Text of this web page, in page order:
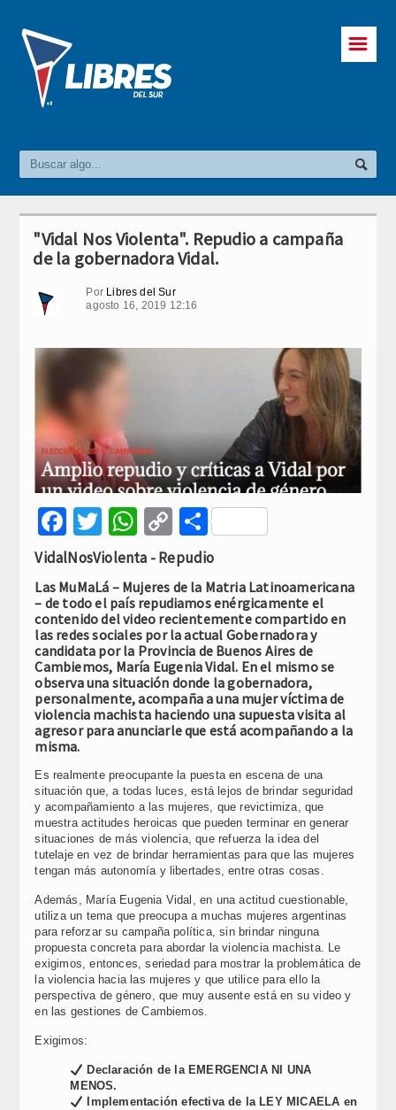
☰
"Vidal Nos Violenta". Repudio a campaña
de la gobernadora Vidal.
Por Libres del Sur
agosto 16, 2019 12:16
Facebook
Twitter
WhatsApp
Copy
Link
Compartir
VidalNosViolenta - Repudio
Las MuMaLá – Mujeres de la Matria Latinoamericana
– de todo el país repudiamos enérgicamente el
contenido del video recientemente compartido en
las redes sociales por la actual Gobernadora y
candidata por la Provincia de Buenos Aires de
Cambiemos, María Eugenia Vidal. En el mismo se
observa una situación donde la gobernadora,
personalmente, acompaña a una mujer víctima de
violencia machista haciendo una supuesta visita al
agresor para anunciarle que está acompañando a la
misma.
Es realmente preocupante la puesta en escena de una
situación que, a todas luces, está lejos de brindar seguridad
y acompañamiento a las mujeres, que revictimiza, que
muestra actitudes heroicas que pueden terminar en generar
situaciones de más violencia, que refuerza la idea del
tutelaje en vez de brindar herramientas para que las mujeres
tengan más autonomía y libertades, entre otras cosas.
Además, María Eugenia Vidal, en una actitud cuestionable,
utiliza un tema que preocupa a muchas mujeres argentinas
para reforzar su campaña política, sin brindar ninguna
propuesta concreta para abordar la violencia machista. Le
exigimos, entonces, seriedad para mostrar la problemática de
la violencia hacia las mujeres y que utilice para ello la
perspectiva de género, que muy ausente está en su video y
en las gestiones de Cambiemos.
Exigimos:
Declaración de la EMERGENCIA NI UNA
MENOS.
Implementación efectiva de la LEY MICAELA en